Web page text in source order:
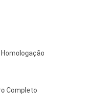
Completo